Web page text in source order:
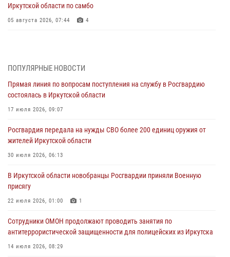
Иркутской области по самбо
05 августа 2026, 07:44 4
04 августа 2026, 07:14 3
Росгвардейцы потушили загоревшийся автомобиль в Иркутске
03 августа 2026, 04:55
Дню Воздушно-десантных войск в Иркутской области
03 августа 2026, 03:32
сердца к сердцу» (видео)
31 июля 2026, 04:37
пропавшую пожилую женщину в Иркутске
30 июля 2026, 07:37
ПОПУЛЯРНЫЕ НОВОСТИ
Прямая линия по вопросам поступления на службу в Росгвардию
состоялась в Иркутской области
17 июля 2026, 09:07
Росгвардия передала на нужды СВО более 200 единиц оружия от
жителей Иркутской области
30 июля 2026, 06:13
В Иркутской области новобранцы Росгвардии приняли Военную
присягу
22 июля 2026, 01:00 1
Сотрудники ОМОН продолжают проводить занятия по
антитеррористической защищенности для полицейских из Иркутска
14 июля 2026, 08:29